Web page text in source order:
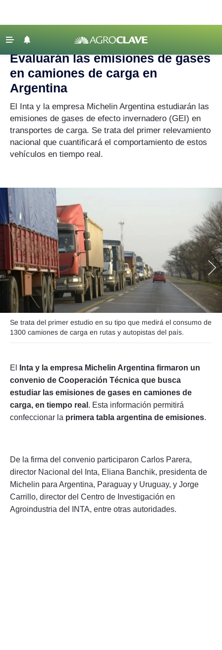
Agricultura
Ganadería
Lechería
Tecnología
Maquinaria agrícola
Agenda
Clima
Agronegocios
Mercados
Seguinos
‹ VOLVER
Agroclave camiones
Evaluarán las emisiones de gases
en camiones de carga en
Argentina
El Inta y la empresa Michelin Argentina estudiarán las
emisiones de gases de efecto invernadero (GEI) en
transportes de carga. Se trata del primer relevamiento
nacional que cuantificará el comportamiento de estos
vehículos en tiempo real.
Se trata del primer estudio en su tipo que medirá el consumo de
1300 camiones de carga en rutas y autopistas del país.
El
Inta y la empresa Michelin Argentina firmaron un
convenio de Cooperación Técnica que busca
estudiar las emisiones de gases en camiones de
carga, en tiempo real . Esta información permitirá
confeccionar la primera tabla argentina de emisiones.
De la firma del convenio participaron Carlos Parera,
director Nacional del Inta, Eliana Banchik, presidenta de
Michelin para Argentina, Paraguay y Uruguay, y Jorge
Carrillo, director del Centro de Investigación en
Agroindustria del INTA, entre otras autoridades.